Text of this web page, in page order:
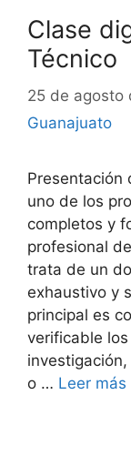
Clase
Técnico
25 de agosto
Guanajuato
Presentación
uno de los
completos y
profesional
trata de un
exhaustivo y
principal es
verificable
o … Leer más